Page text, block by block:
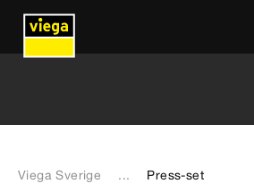
Viega Sverige ... Press-set